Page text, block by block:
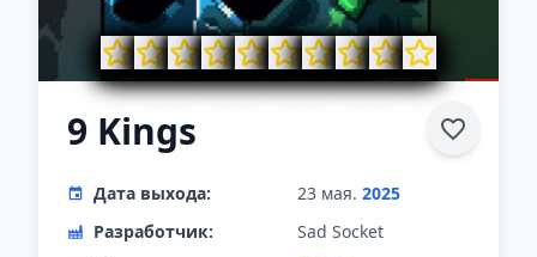
9 Kings
Дата выхода: 23 мая. 2025
Разработчик:
Sad Socket